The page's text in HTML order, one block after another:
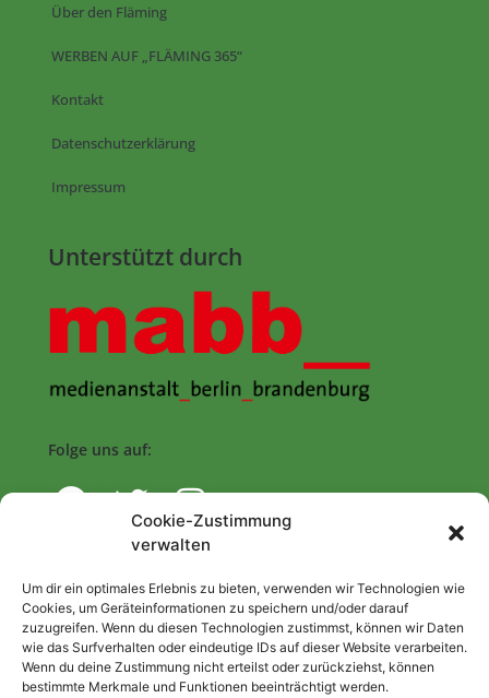
Cookie-Zustimmung
verwalten
Um dir ein optimales Erlebnis zu bieten, verwenden wir Technologien wie
Cookies, um Geräteinformationen zu speichern und/oder darauf
zuzugreifen. Wenn du diesen Technologien zustimmst, können wir Daten
wie das Surfverhalten oder eindeutige IDs auf dieser Website verarbeiten.
Wenn du deine Zustimmung nicht erteilst oder zurückziehst, können
bestimmte Merkmale und Funktionen beeinträchtigt werden.
Über den Fläming
WERBEN AUF „FLÄMING 365“
Kontakt
Datenschutzerklärung
Impressum
Unterstützt durch
Folge uns auf:
Start
Nutzungsbedingungen